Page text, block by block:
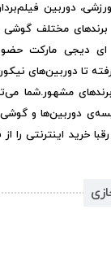
دوربین
مختلف گوشی
ای دیجی مارکت
تا دوربین‌های
مشهور.شما
دوربین‌ها و
خرید اینترنتی را از